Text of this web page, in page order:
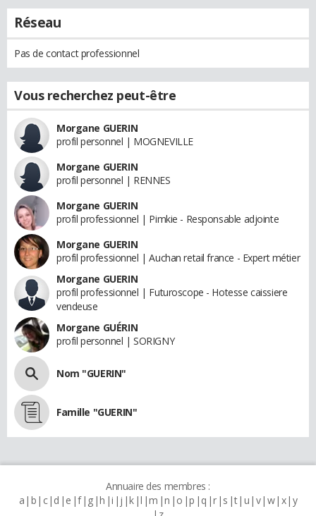
Réseau
Pas de contact professionnel
Vous recherchez peut-être
Morgane GUERIN
profil personnel | MOGNEVILLE
Morgane GUERIN
profil personnel | RENNES
Morgane GUERIN
profil professionnel | Pimkie - Responsable adjointe
Morgane GUERIN
profil professionnel | Auchan retail france - Expert métier
Morgane GUERIN
profil professionnel | Futuroscope - Hotesse caissiere
vendeuse
Morgane GUÉRIN
profil personnel | SORIGNY
Nom "GUERIN"
Famille "GUERIN"
Annuaire des membres :
a b c d e f g h i j k l m n o p q r s t u v w x y